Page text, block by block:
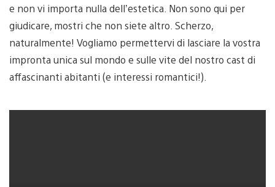
e non vi importa nulla dell’estetica. Non sono qui per
giudicare, mostri che non siete altro. Scherzo,
naturalmente! Vogliamo permettervi di lasciare la vostra
impronta unica sul mondo e sulle vite del nostro cast di
affascinanti abitanti (e interessi romantici!).